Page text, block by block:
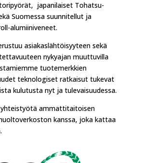
japanilaiset Tohatsu-
Suomessa suunnitellut ja
alumiiniveneet.
asiakaslähtöisyyteen sekä
nykyajan muuttuvilla
tuotemerkkien
teknologiset ratkaisut tukevat
kulutusta nyt ja tulevaisuudessa.
ammattitaitoisen
kanssa, joka kattaa